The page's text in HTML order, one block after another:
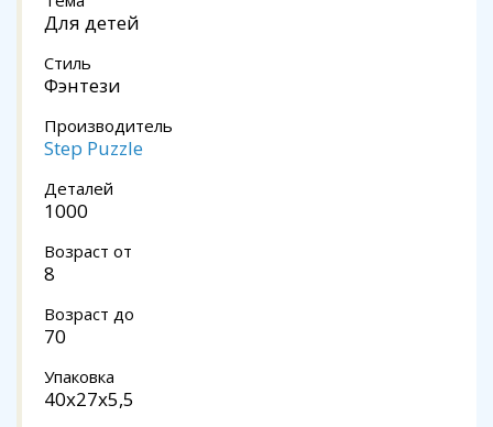
Для детей
Стиль
Фэнтези
Производитель
Step Puzzle
Деталей
1000
Возраст от
8
Возраст до
70
Упаковка
40x27x5,5